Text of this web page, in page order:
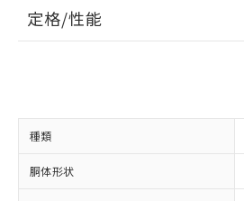
定格/性能
種類
胴体形状